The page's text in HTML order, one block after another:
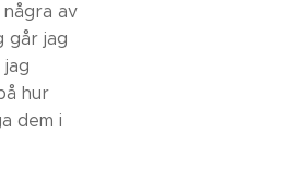
av
går jag
hur
dem i